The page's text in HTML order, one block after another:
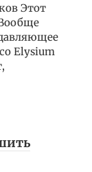
Этот
Elysium